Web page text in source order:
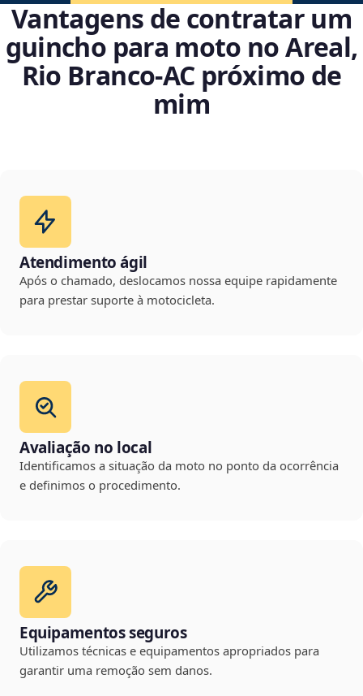
Vantagens de contratar um
guincho para moto no Areal,
Rio Branco‑AC próximo de
mim
Atendimento ágil
Após o chamado, deslocamos nossa equipe rapidamente
para prestar suporte à motocicleta.
Avaliação no local
Identificamos a situação da moto no ponto da ocorrência
e definimos o procedimento.
Equipamentos seguros
Utilizamos técnicas e equipamentos apropriados para
garantir uma remoção sem danos.